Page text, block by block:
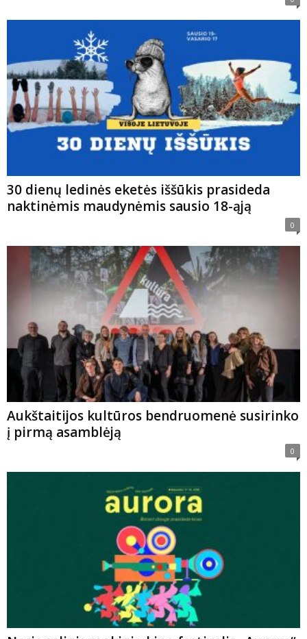
30 dienų ledinės eketės iššūkis prasideda
naktinėmis maudynėmis sausio 18-ąją
0
Aukštaitijos kultūros bendruomenė susirinko
į pirmą asamblėją
0